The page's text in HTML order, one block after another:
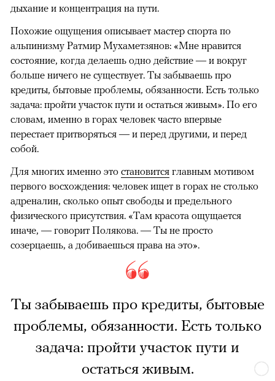
дыхание и концентрация на пути.
Похожие ощущения описывает мастер спорта по
альпинизму Ратмир Мухаметзянов: «Мне нравится
состояние, когда делаешь одно действие — и вокруг
больше ничего не существует. Ты забываешь про
кредиты, бытовые проблемы, обязанности. Есть только
задача: пройти участок пути и остаться живым». По его
словам, именно в горах человек часто впервые
перестает притворяться — и перед другими, и перед
собой.
Для многих именно это становится главным мотивом
первого восхождения: человек ищет в горах не столько
адреналин, сколько опыт свободы и предельного
физического присутствия. «Там красота ощущается
иначе, — говорит Полякова. — Ты не просто
созерцаешь, а добиваешься права на это».
Ты забываешь про кредиты, бытовые
проблемы, обязанности. Есть только
задача: пройти участок пути и
остаться живым.